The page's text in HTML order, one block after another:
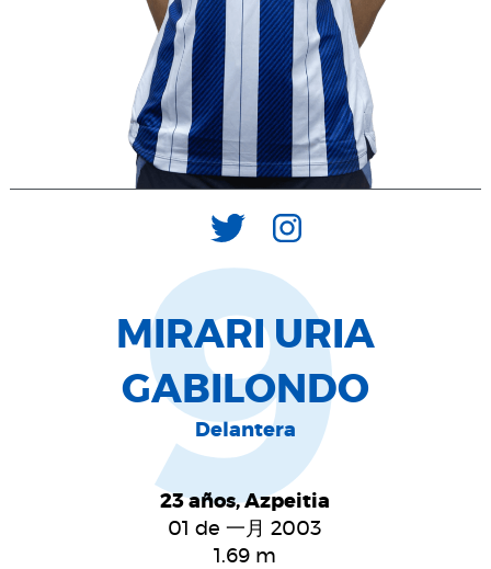
MIRARI URIA
GABILONDO
Delantera
23 años, Azpeitia
01 de 一月 2003
1.69 m
9